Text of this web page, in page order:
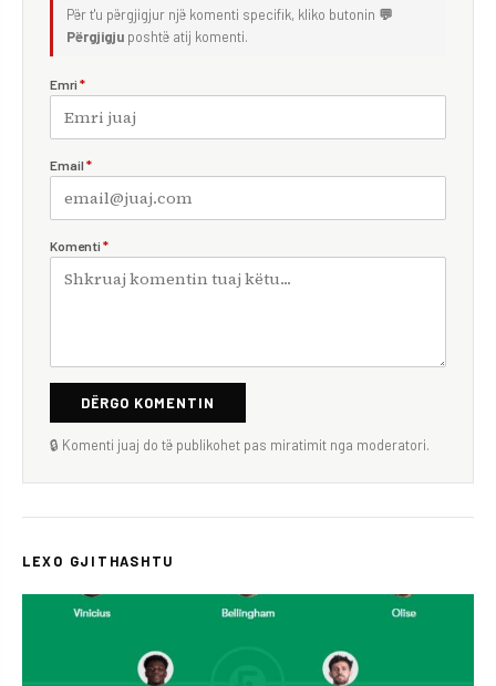
Për t'u përgjigjur një komenti specifik, kliko butonin 💬
Përgjigju poshtë atij komenti.
Emri *
Email *
Komenti *
DËRGO KOMENTIN
🔒 Komenti juaj do të publikohet pas miratimit nga moderatori.
LEXO GJITHASHTU